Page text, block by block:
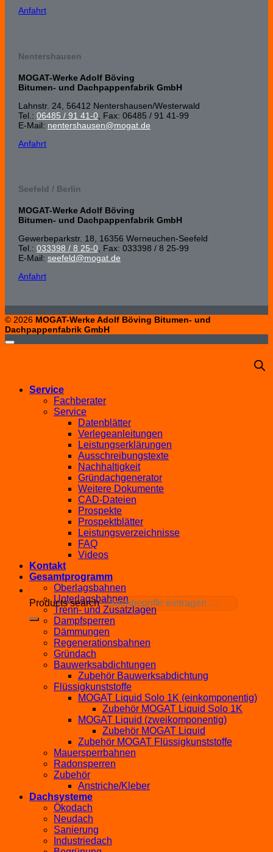
Anfahrt
Nentershausen
MOGAT-Werke Adolf Böving
Bitumen- und Dachpappenfabrik GmbH
Lahnstr. 24, 56412 Nenters­hausen/Wester­wald
Tel.: 06485 / 91 41-0 , Fax: 06485 / 91 41-99
E-Mail: nentershausen@mogat.de
Anfahrt
Seefeld / Berlin
MOGAT-Werke Adolf Böving
Bitumen- und Dachpappenfabrik GmbH
Gewerbeparkstr. 18, 16356 Werneuchen-Seefeld
Tel.: 033398 / 8 25-0 , Fax: 033398 / 8 25-99
E-Mail: seefeld@mogat.de
Anfahrt
© 2026 MOGAT-Werke Adolf Böving Bitumen- und
Dachpappenfabrik GmbH
Products search
Service
Fachberater
Service
Datenblätter
Verlegeanleitungen
Leistungserklärungen
Ausschreibungstexte
Nachhaltigkeit
Gründachgenerator
Weitere Dokumente
CAD-Dateien
Prospekte
Prospektblätter
Leistungsverzeichnisse
FAQ
Videos
Kontakt
Gesamtprogramm
Oberlagsbahnen
Unterlagsbahnen
Trenn- und Zusatzlagen
Dampfsperren
Dämmungen
Regenerationsbahnen
Gründach
Bauwerksabdichtungen
Zubehör Bauwerksabdichtung
Flüssigkunststoffe
MOGAT Liquid Solo 1K (einkomponentig)
Zubehör MOGAT Liquid Solo 1K
MOGAT Liquid (zweikomponentig)
Zubehör MOGAT Liquid
Zubehör MOGAT Flüssigkunststoffe
Mauersperrbahnen
Radonsperren
Zubehör
Anstriche/Kleber
Dachsysteme
Ökodach
Neudach
Sanierung
Industriedach